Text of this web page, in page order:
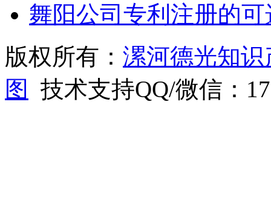
舞阳公司专利注册的
版权所有： 漯河德光知
图
技术支持QQ/微信：